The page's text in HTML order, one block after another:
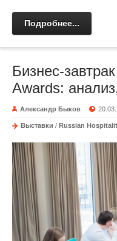
Подробнее...
Бизнес-
Awards:
Александр Быков
Выставки / Russian